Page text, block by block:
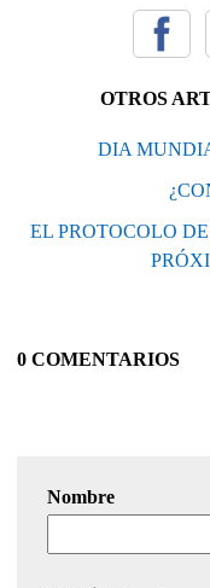
OTROS
DIA
EL PROTOCOLO
0 COMENTARIOS
Nombre